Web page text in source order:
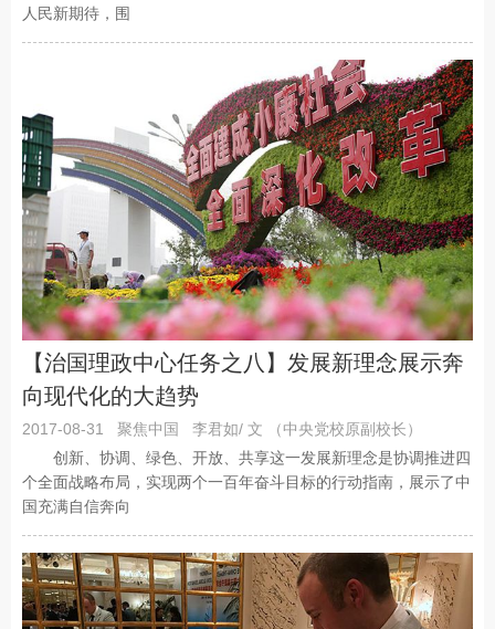
人民新期待，围
【治国理政中心任务之八】发展新理念展示奔
向现代化的大趋势
2017-08-31 聚焦中国
李君如/ 文 （中央党校原副校长）
创新、协调、绿色、开放、共享这一发展新理念是协调推进四
个全面战略布局，实现两个一百年奋斗目标的行动指南，展示了中
国充满自信奔向